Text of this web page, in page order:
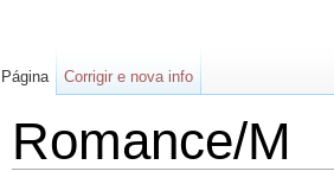
Romance/M
Página Corrigir e nova info